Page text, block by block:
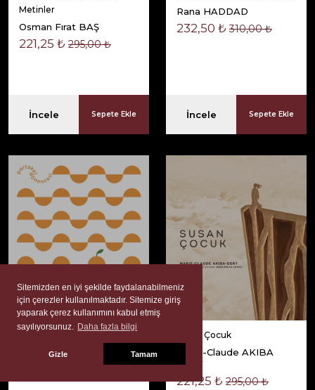
Sitemizden en iyi şekilde faydalanabilmeniz
için çerezler kullanılmaktadır. Sitemize giriş
yaparak çerez kullanımını kabul etmiş
sayılıyorsunuz. Daha fazla bilgi
Gizle Tamam
Metinler
Osman Fırat BAŞ
221,25 ₺ 295,00 ₺
İncele Sepete Ekle
Rana HADDAD
232,50 ₺ 310,00 ₺
İncele Sepete Ekle
Karen Tei YAMASHİTA
Susan Çocuk
Marie-Claude AKIBA
EGRY
221,25 ₺ 295,00 ₺